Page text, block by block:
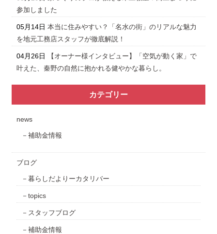
参加しました
05月14日 本当に住みやすい？「名水の街」のリアルな魅力
を地元工務店スタッフが徹底解説！
04月26日
【オーナー様インタビュー】「空気が動く家」で
叶えた、秦野の自然に抱かれる健やかな暮らし。
カテゴリー
news
補助金情報
ブログ
暮らしだよりーカタリバー
topics
スタッフブログ
補助金情報